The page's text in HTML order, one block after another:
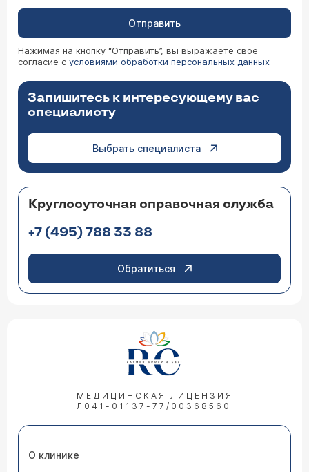
Отправить
Нажимая на кнопку “Отправить”, вы выражаете свое
согласие с условиями обработки персональных данных
Запишитесь к интересующему вас
специалисту
Выбрать специалиста
Круглосуточная справочная служба
+7 (495) 788 33 88
Обратиться
МЕДИЦИНСКАЯ ЛИЦЕНЗИЯ
Л041-01137-77/00368560
О клинике